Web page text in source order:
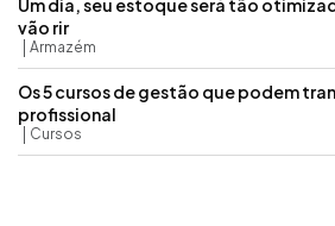
Um dia, seu estoque será tão
vão rir
Armazém
Os 5 cursos de gestão que podem
profissional
Cursos